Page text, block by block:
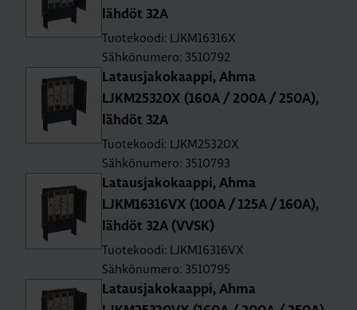
läh­döt 32A
Tuotekoodi: LJKM16316X
Sähkönumero: 3510792
La­taus­ja­ko­kaap­pi, Ahma
LJKM25320X (160A / 200A / 250A),
läh­döt 32A
Tuotekoodi: LJKM25320X
Sähkönumero: 3510793
La­taus­ja­ko­kaap­pi, Ahma
LJKM16316VX (100A / 125A / 160A),
läh­döt 32A (VVSK)
Tuotekoodi: LJKM16316VX
Sähkönumero: 3510795
La­taus­ja­ko­kaap­pi, Ahma